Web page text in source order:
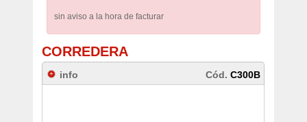
sin aviso a la hora de facturar
CORREDERA
info Cód.C300B